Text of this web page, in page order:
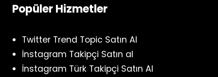
Popüler Hizmetler
Twitter Trend Topic Satın Al
İnstagram Takipçi Satın al
İnstagram Türk Takipçi Satın Al